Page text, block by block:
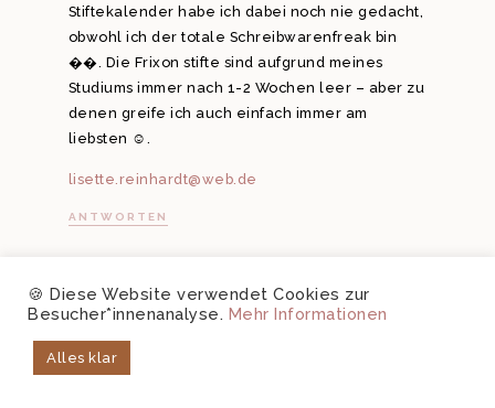
Stiftekalender habe ich dabei noch nie gedacht,
obwohl ich der totale Schreibwarenfreak bin
��. Die Frixon stifte sind aufgrund meines
Studiums immer nach 1-2 Wochen leer – aber zu
denen greife ich auch einfach immer am
liebsten ☺️.
lisette.reinhardt@web.de
ANTWORTEN
AMELIE G.
Liebe Stef, das ist ja eine großartige Idee ��
🍪 Diese Website verwendet Cookies zur
Besucher*innenanalyse. Mehr Informationen
Alles klar